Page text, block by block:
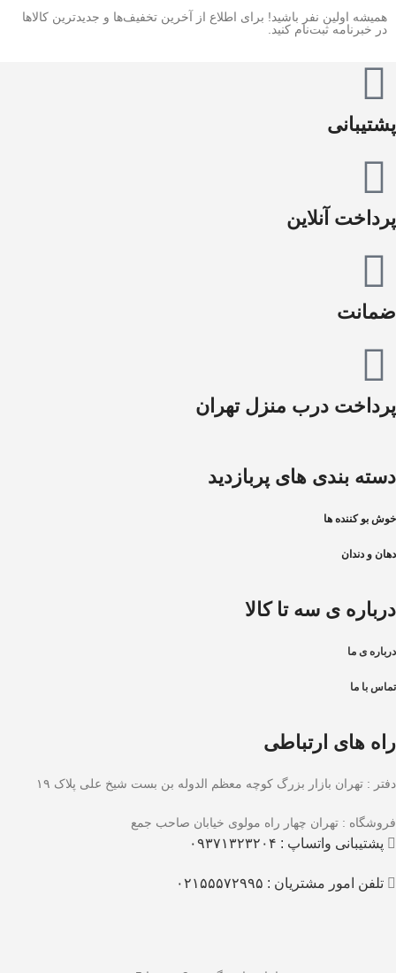
همیشه اولین نفر باشید! برای اطلاع از آخرین تخفیف‌ها و جدیدترین کالاها
در خبرنامه ثبت‌نام کنید.
پشتیبانی
پرداخت آنلاین
ضمانت
پرداخت درب منزل تهران
دسته بندی های پربازدید
خوش بو کننده ها
دهان و دندان
درباره ی سه تا کالا
درباره ی ما
تماس با ما
راه های ارتباطی
دفتر : تهران بازار بزرگ کوچه معظم الدوله بن بست شیخ علی پلاک ۱۹
فروشگاه : تهران چهار راه مولوی خیابان صاحب جمع
پشتیبانی واتساپ : ۰۹۳۷۱۳۲۳۲۰۴
تلفن امور مشتریان : ۰۲۱۵۵۵۷۲۹۹۵